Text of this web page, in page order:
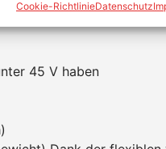
Cookie-RichtlinieDatenschutz
45 V haben